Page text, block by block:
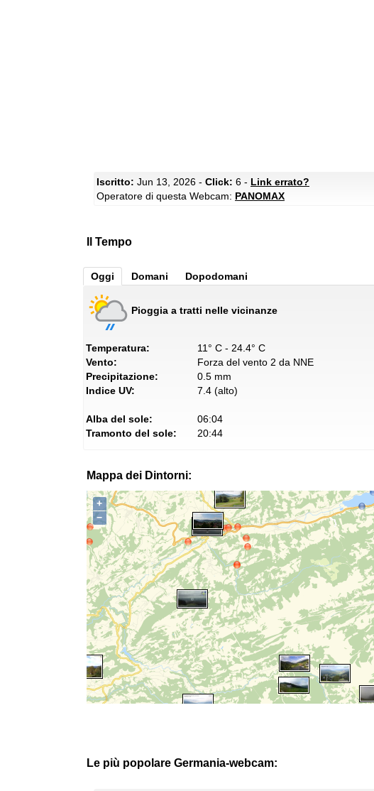
Iscritto: Jun 13, 2026 - Click: 6 - Link errato?
Operatore di questa Webcam: PANOMAX
Il Tempo
Oggi Domani Dopodomani
Pioggia a tratti nelle vicinanze
Temperatura:
11° C - 24.4° C
Vento:
Forza del vento 2 da NNE
Precipitazione:
0.5 mm
Indice UV:
7.4 (alto)
Alba del sole:
06:04
Tramonto del sole:
20:44
Mappa dei Dintorni:
+
−
Le più popolare Germania-webcam: